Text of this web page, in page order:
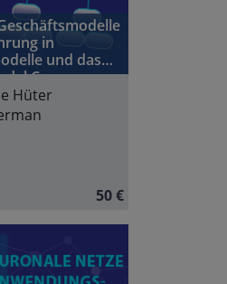
in
und das
Canvas
Hüter
50 €